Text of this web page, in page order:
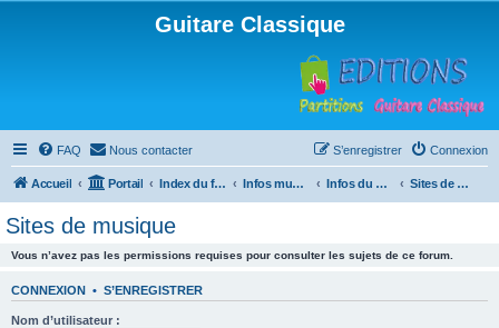
Guitare Classique
FAQ Nous contacter Connexion
S’enregistrer
Accueil Portail Index du forum Infos musicales Infos du Web Sites de musique
Sites de musique
Vous n’avez pas les permissions requises pour consulter les sujets de ce forum.
CONNEXION • S’ENREGISTRER
Nom d’utilisateur :